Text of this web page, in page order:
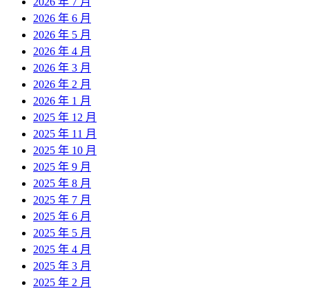
2026 年 6 月
2026 年 5 月
2026 年 4 月
2026 年 3 月
2026 年 2 月
2026 年 1 月
2025 年 12 月
2025 年 11 月
2025 年 10 月
2025 年 9 月
2025 年 8 月
2025 年 7 月
2025 年 6 月
2025 年 5 月
2025 年 4 月
2025 年 3 月
2025 年 2 月